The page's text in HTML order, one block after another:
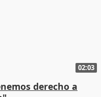
02:03
derecho a